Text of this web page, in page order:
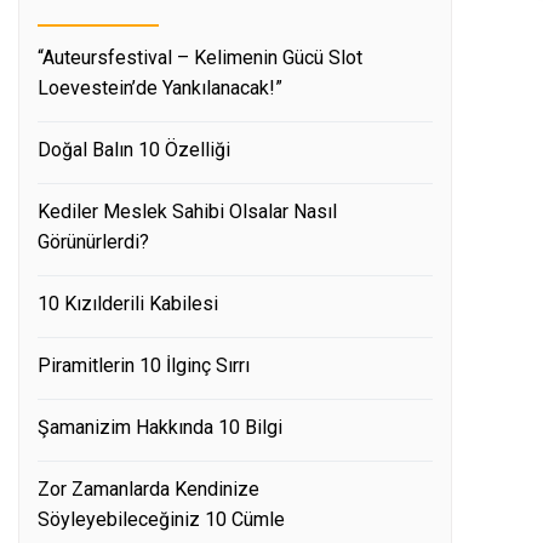
“Auteursfestival – Kelimenin Gücü Slot
Loevestein’de Yankılanacak!”
Doğal Balın 10 Özelliği
Kediler Meslek Sahibi Olsalar Nasıl
Görünürlerdi?
10 Kızılderili Kabilesi
Piramitlerin 10 İlginç Sırrı
Şamanizim Hakkında 10 Bilgi
Zor Zamanlarda Kendinize
Söyleyebileceğiniz 10 Cümle